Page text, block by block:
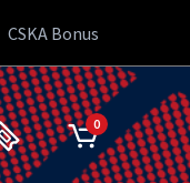
CSKA Bonus
0